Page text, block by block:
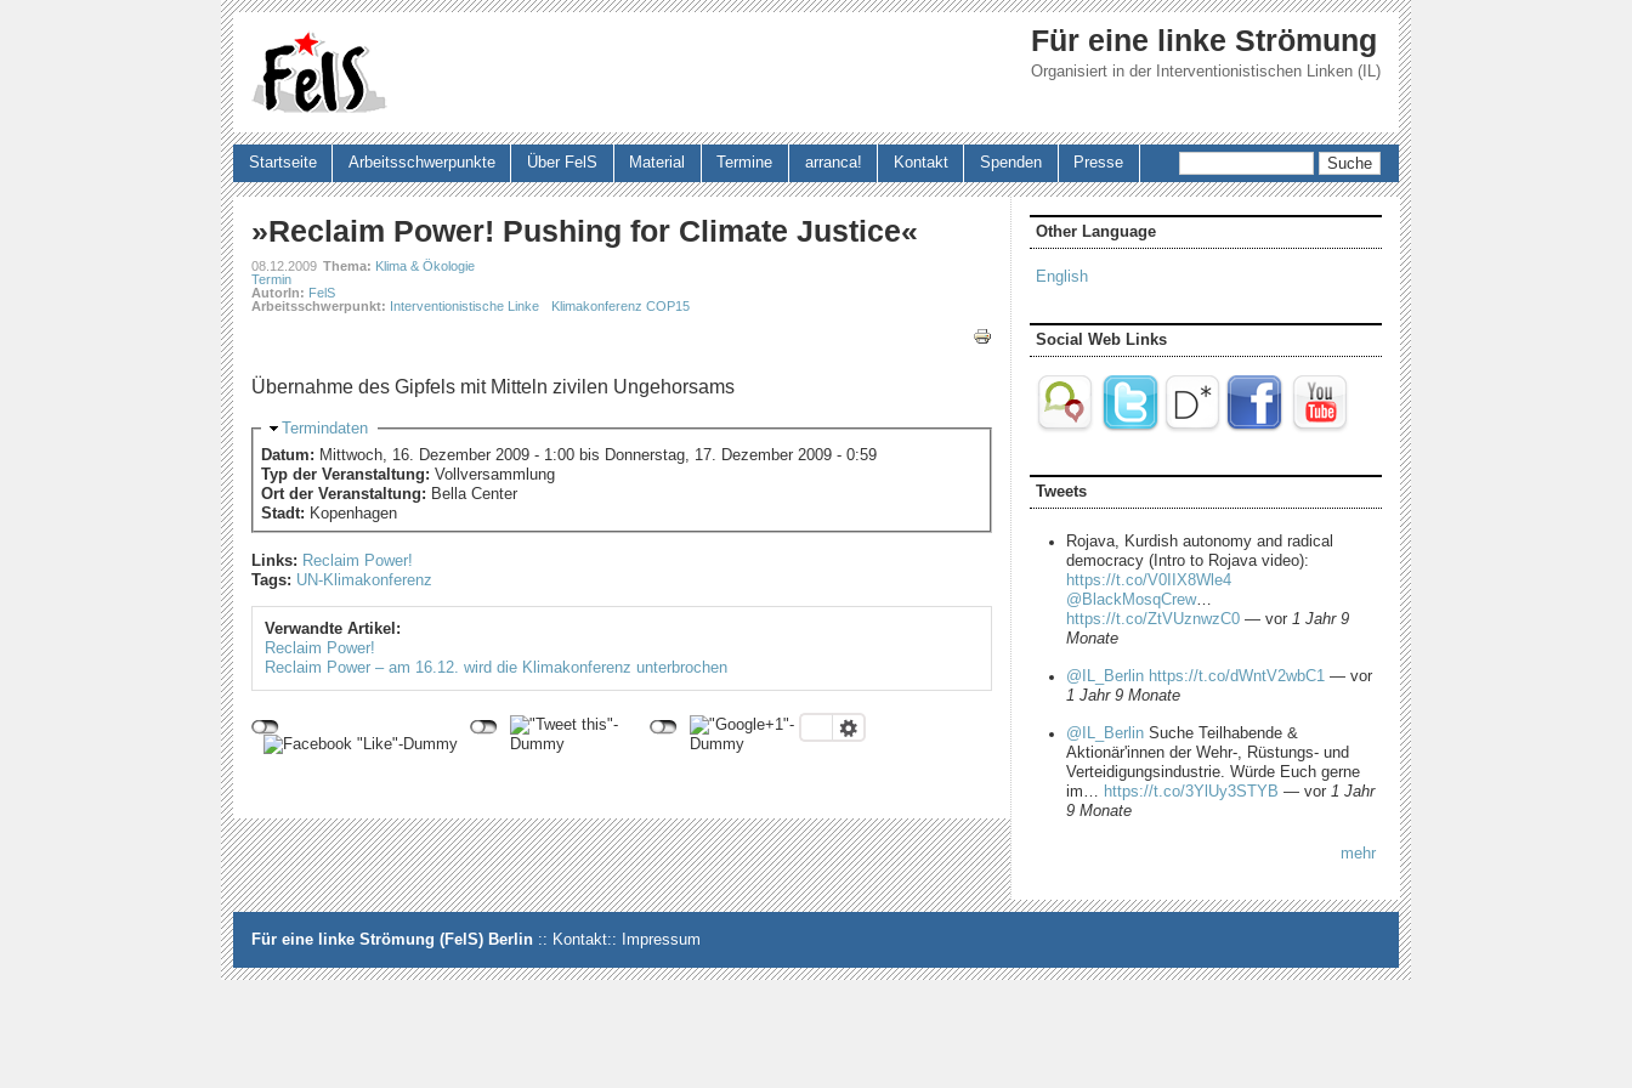
Jump to navigation
Für eine linke Strömung
Organisiert in der Interventionistischen Linken (IL)
»Reclaim Power! Pushing for Climate Justice«
08.12.2009 Thema: Klima & Ökologie
Termin
AutorIn: FelS
Arbeitsschwerpunkt: Interventionistische Linke Klimakonferenz COP15
Übernahme des Gipfels mit Mitteln zivilen Ungehorsams
Ausblenden
Termindaten
Datum: Mittwoch, 16. Dezember 2009 - 1:00 bis Donnerstag, 17. Dezember 2009 - 0:59
Typ der Veranstaltung:Vollversammlung
Ort der Veranstaltung: Bella Center
Stadt: Kopenhagen
Links: Reclaim Power!
Tags: UN-Klimakonferenz
Verwandte Artikel:
Reclaim Power!
Reclaim Power – am 16.12. wird die Klimakonferenz unterbrochen
Startseite Arbeitsschwerpunkte Über FelS Material Termine arranca! Kontakt Spenden Presse
Suchformular
Other Language
English
Social Web Links
Tweets
Rojava, Kurdish autonomy and radical
democracy (Intro to Rojava video):
https://t.co/V0IIX8Wle4
@BlackMosqCrew…
https://t.co/ZtVUznwzC0 —vor1 Jahr 9
Monate
@IL_Berlin https://t.co/dWntV2wbC1 —vor
1 Jahr 9 Monate
@IL_Berlin Suche Teilhabende &
Aktionär'innen der Wehr-, Rüstungs- und
Verteidigungsindustrie. Würde Euch gerne
im… https://t.co/3YlUy3STYB —vor1 Jahr
9 Monate
mehr
Für eine linke Strömung (FelS) Berlin :: Kontakt:: Impressum